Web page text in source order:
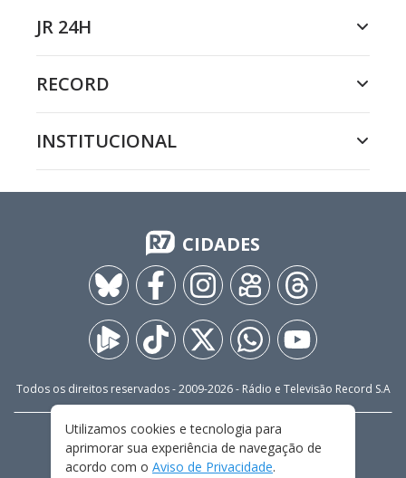
JR 24H
RECORD
INSTITUCIONAL
CIDADES
Todos os direitos reservados - 2009-2026- Rádio e Televisão Record S.A
FALE CONOSCO
PRIVACIDADE
TERMOS E CONDIÇÕES DE USO
Utilizamos cookies e tecnologia para
aprimorar sua experiência de navegação de
acordo com o Aviso de Privacidade.